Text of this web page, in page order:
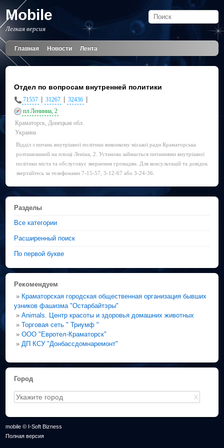
Mobile
Легкая версия
Главная Новости Лента
Отдел по вопросам внутренней политики
71557 31267 32436
пл.Лениниа, 2
Краматорск, Донецкая обл.
Украина
Відділ з питань внутрішної політики виконкому міської ради Краматорська
розташований на площі Леніна, 2. Установа займається питаннями внутрішної
політики міста та обслуговує звернення громадян. Для консультацій та довідок
звертайтесь за телефонами 7-15-57, 3-12-67 або 3-24-36.
Разделы
Все категории
Расширенный поиск
По первой букве
Рекомендуем
» Краматорская городская общественная организация бывших
узников фашизма "Остарбайтэры"
»Animals. Центр красоты и здоровья домашних животных
»Торговая сеть " Триумф "
»ООО "Евротел-Краматорск"
» ДП КСУ "Донбассдомнаремонт"
Город
X
mobile © I-Soft Bizness
Полная версия